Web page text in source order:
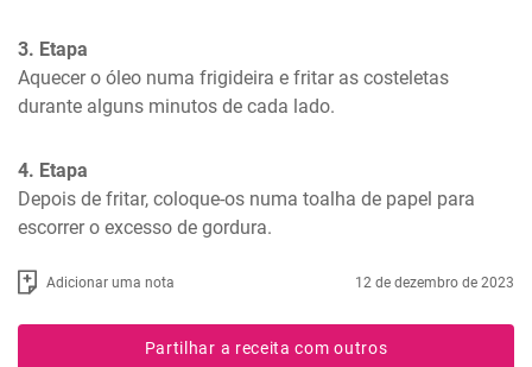
3. Etapa
Aquecer o óleo numa frigideira e fritar as costeletas
durante alguns minutos de cada lado.
4. Etapa
Depois de fritar, coloque-os numa toalha de papel para
escorrer o excesso de gordura.
Adicionar uma nota 12 de dezembro de 2023
Partilhar a receita com outros